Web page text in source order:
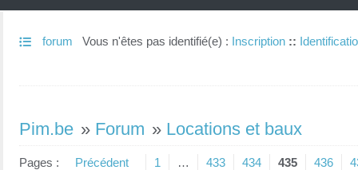
forum Vous n'êtes pas identifié(e) : Inscription ::
Pim.be » Forum » Locations et baux
Pages : Précédent 1 … 433 434 435 436